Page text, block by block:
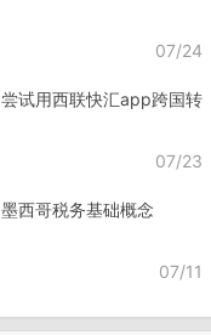
07/24
尝试用西联快汇app跨国转账
07/23
墨西哥税务基础概念
07/11